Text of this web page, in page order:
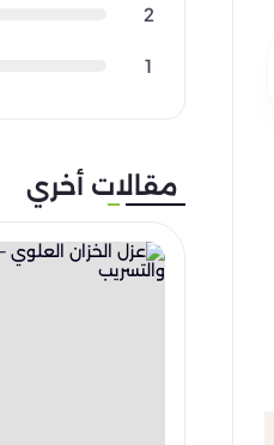
2
1
مقالات أخري